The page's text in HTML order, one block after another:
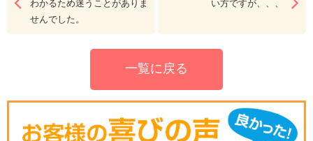
わかるため迷うことがありま
せんでした。
い方ですが、、、
一覧に戻る